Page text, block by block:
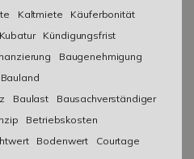
Kaltmiete
Käuferbonität
Kubatur
Kündigungsfrist
Baugenehmigung
Bauland
Baulast
Bausachverständiger
Betriebskosten
Bodenwert
Courtage